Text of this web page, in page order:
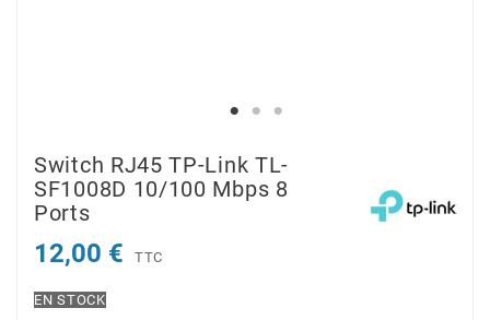
Switch RJ45 TP-Link TL-
SF1008D 10/100 Mbps 8
Ports
12,00 € TTC
EN STOCK